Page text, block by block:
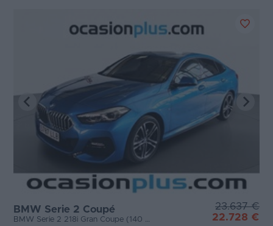
BMW Serie 2 Coupé
BMW Serie 2 218i Gran Coupe (140 CV)
23.637 €
22.728 €